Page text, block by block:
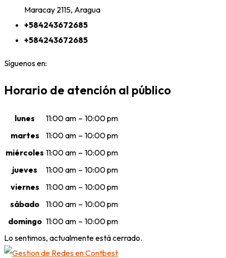
Maracay 2115, Aragua
+584243672685
+584243672685
Síguenos en:
Horario de atención al público
lunes 11:00 am – 10:00 pm
martes
11:00 am – 10:00 pm
miércoles 11:00 am – 10:00 pm
jueves
11:00 am – 10:00 pm
viernes
11:00 am – 10:00 pm
sábado
11:00 am – 10:00 pm
domingo 11:00 am – 10:00 pm
Lo sentimos, actualmente está cerrado.